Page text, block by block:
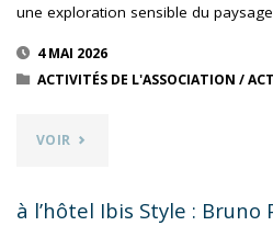
une exploration sensible du
4 MAI 2026
ACTIVITÉS DE L'ASSOCIATION /
VOIR "REGARDS
PHOTOGRAPHIE
à l’hôtel Ibis Style : Bruno